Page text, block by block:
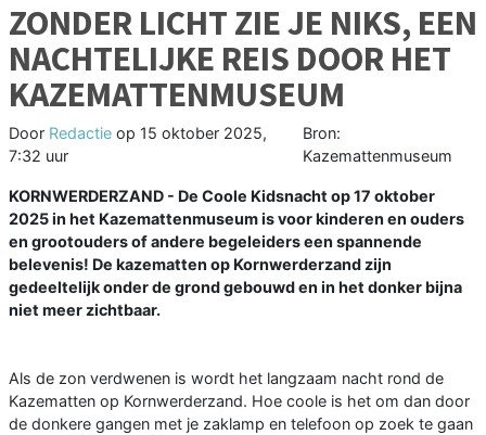
ZONDER LICHT ZIE JE NIKS, EEN
NACHTELIJKE REIS DOOR HET
KAZEMATTENMUSEUM
Door Redactie op 15 oktober 2025,
7:32 uur
Bron:
Kazemattenmuseum
KORNWERDERZAND - De Coole Kidsnacht op 17 oktober
2025 in het Kazemattenmuseum is voor kinderen en ouders
en grootouders of andere begeleiders een spannende
belevenis! De kazematten op Kornwerderzand zijn
gedeeltelijk onder de grond gebouwd en in het donker bijna
niet meer zichtbaar.
Als de zon verdwenen is wordt het langzaam nacht rond de
Kazematten op Kornwerderzand. Hoe coole is het om dan door
de donkere gangen met je zaklamp en telefoon op zoek te gaan